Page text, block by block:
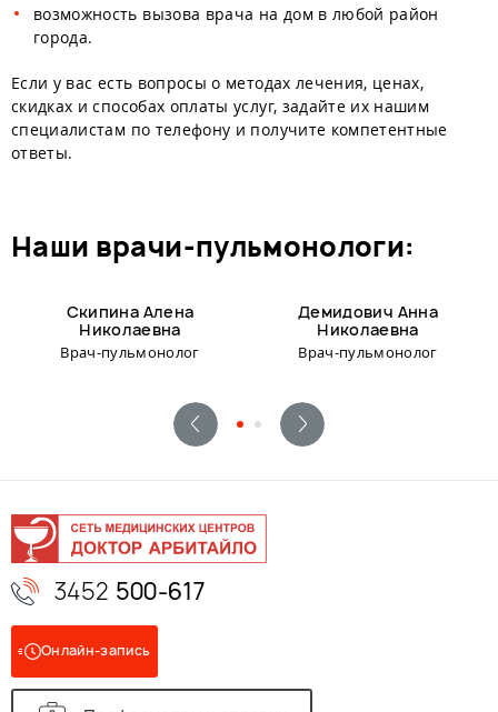
возможность вызова врача на дом в любой район
города.
Если у вас есть вопросы о методах лечения, ценах,
скидках и способах оплаты услуг, задайте их нашим
специалистам по телефону и получите компетентные
ответы.
наши врачи-пульмонологи:
Скипина Алена
Николаевна
Врач-пульмонолог
Демидович Анна
Николаевна
Врач-пульмонолог
3452 500-617
Онлайн-запись